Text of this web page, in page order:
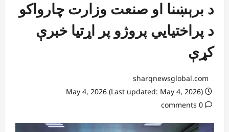
د برېښنا او صنعت وزارت چارواکو
د پراختیايي پروژو پر اړتیا خبرې
کړې
sharqnewsglobal.com
0 comments